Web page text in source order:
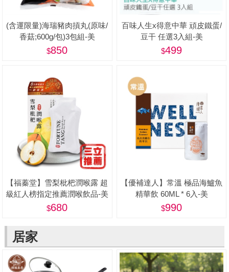
(含運限量)海瑞豬肉摃丸(原味/
香菇;600g/包)3包組-美
850
百味人生x得意中華 頑皮鐵蛋/
豆干 任選3入組-美
499
【福蓁堂】雪梨枇杷潤喉露 超
級紅人榜指定推薦潤喉飲品-美
680
【優補達人】常溫 極品海鱸魚
精華飲 60ML * 6入-美
990
居家